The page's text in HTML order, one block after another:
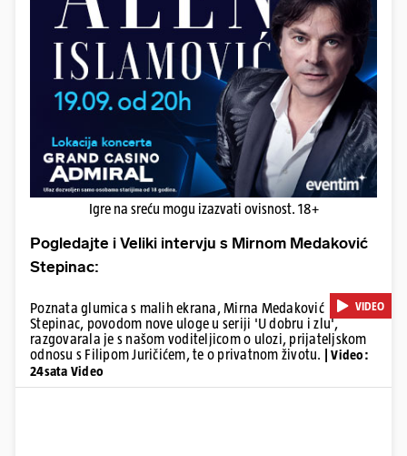
Igre na sreću mogu izazvati ovisnost. 18+
Pogledajte i Veliki intervju s Mirnom Medaković
Stepinac:
VIDEO
Poznata glumica s malih ekrana, Mirna Medaković
Stepinac, povodom nove uloge u seriji 'U dobru i zlu',
razgovarala je s našom voditeljicom o ulozi, prijateljskom
odnosu s Filipom Juričićem, te o privatnom životu.
| Video:
24sata Video